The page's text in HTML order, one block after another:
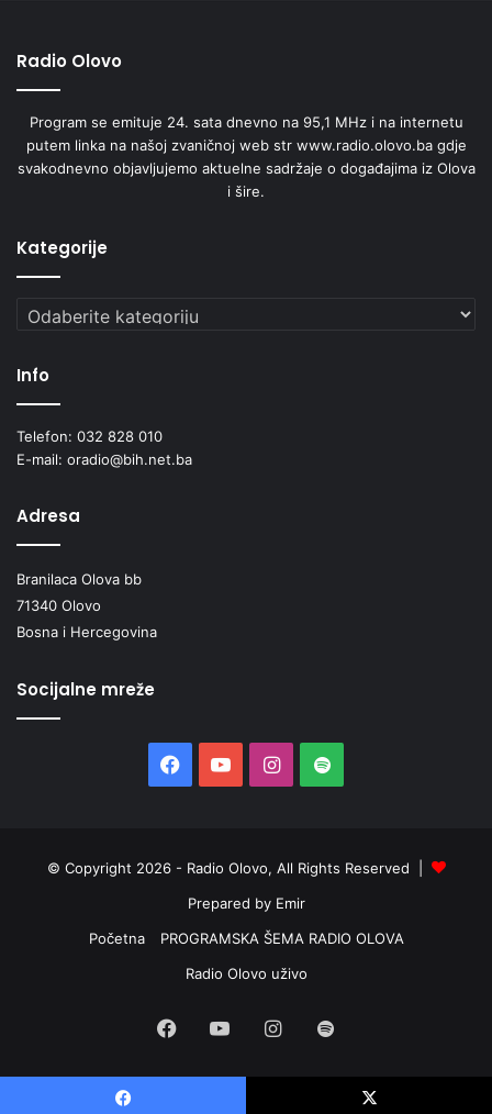
Radio Olovo
Program se emituje 24. sata dnevno na 95,1 MHz i na internetu
putem linka na našoj zvaničnoj web str www.radio.olovo.ba gdje
svakodnevno objavljujemo aktuelne sadržaje o događajima iz Olova
i šire.
Kategorije
Kategorije
Info
Telefon: 032 828 010
E-mail: oradio@bih.net.ba
Adresa
Branilaca Olova bb
71340 Olovo
Bosna i Hercegovina
Socijalne mreže
Facebook
YouTubeInstagram
Spotify
© Copyright 2026 - Radio Olovo, All Rights Reserved |
Prepared by Emir
Početna
PROGRAMSKA ŠEMA RADIO OLOVA
Radio Olovo uživo
Facebook
YouTubeInstagram
Spotify